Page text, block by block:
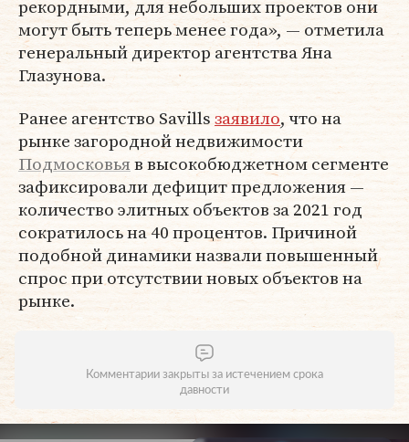
рекордными, для небольших проектов они
могут быть теперь менее года», — отметила
генеральный директор агентства Яна
Глазунова.
Ранее агентство Savillsзаявило, что на
рынке загородной недвижимости
Подмосковьяв высокобюджетном сегменте
зафиксировали дефицит предложения —
количество элитных объектов за 2021 год
сократилось на 40 процентов. Причиной
подобной динамики назвали повышенный
спрос при отсутствии новых объектов на
рынке.
Комментарии закрыты за истечением срока
давности